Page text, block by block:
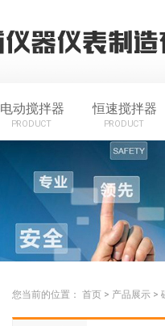
电动搅拌器
PRODUCT
恒速搅拌器
PRODUCT
您当前的位置： 首页 > 产品展示 >